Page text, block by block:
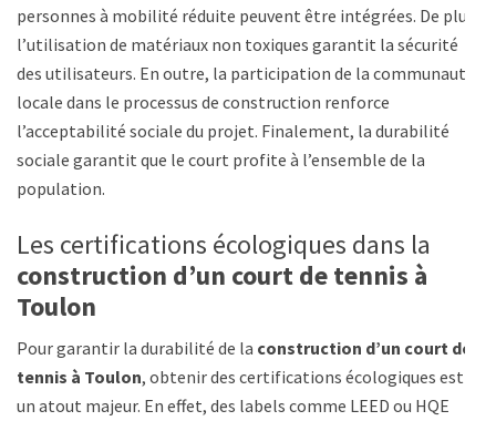
personnes à mobilité réduite peuvent être intégrées. De plus,
l’utilisation de matériaux non toxiques garantit la sécurité
des utilisateurs. En outre, la participation de la communauté
locale dans le processus de construction renforce
l’acceptabilité sociale du projet. Finalement, la durabilité
sociale garantit que le court profite à l’ensemble de la
population.
Les certifications écologiques dans la
construction d’un court de tennis à
Toulon
Pour garantir la durabilité de la construction d’un court de
tennis à Toulon, obtenir des certifications écologiques est
un atout majeur. En effet, des labels comme LEED ou HQE